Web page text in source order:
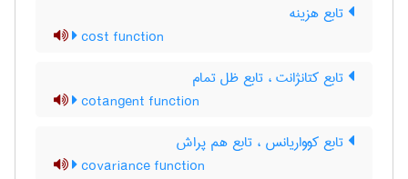
تابع هزینه
cost function
تابع کتانژانت ، تابع ظل تمام
cotangent function
تابع کوواریانس ، تابع هم پراش
covariance function